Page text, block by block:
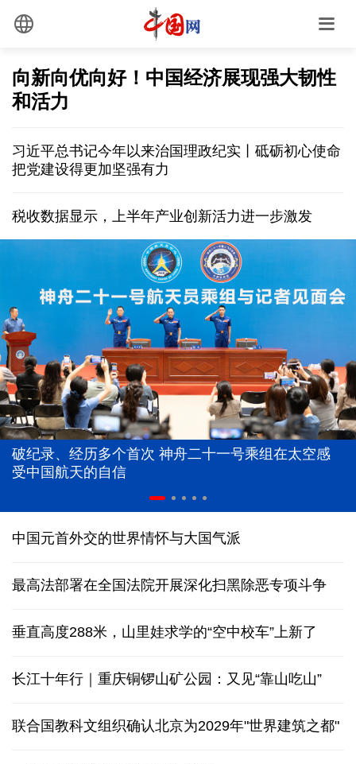
向新向优向好！中国经济展现强大韧性
和活力
习近平总书记今年以来治国理政纪实丨砥砺初心使命
把党建设得更加坚强有力
税收数据显示，上半年产业创新活力进一步激发
破纪录、经历多个首次 神舟二十一号乘组在太空感
受中国航天的自信
中国元首外交的世界情怀与大国气派
最高法部署在全国法院开展深化扫黑除恶专项斗争
垂直高度288米，山里娃求学的“空中校车”上新了
长江十年行｜重庆铜锣山矿公园：又见“靠山吃山”
联合国教科文组织确认北京为2029年"世界建筑之都"